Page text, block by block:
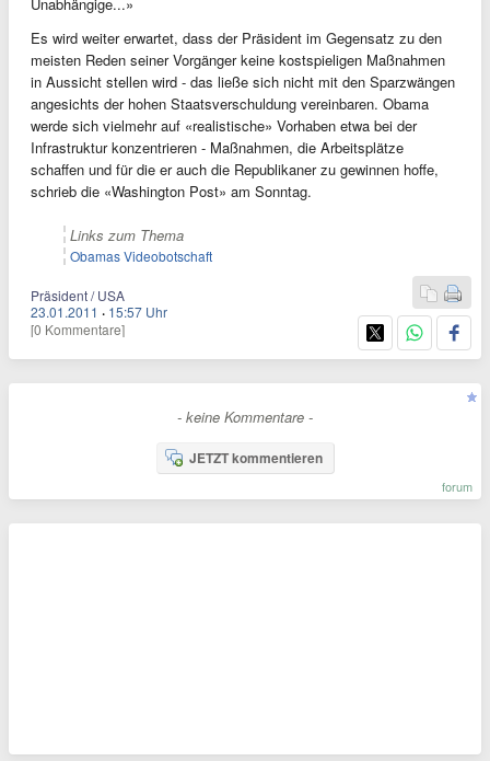
Es wird weiter erwartet, dass der Präsident im Gegensatz zu den
meisten Reden seiner Vorgänger keine kostspieligen Maßnahmen
in Aussicht stellen wird - das ließe sich nicht mit den Sparzwängen
angesichts der hohen Staatsverschuldung vereinbaren. Obama
werde sich vielmehr auf «realistische» Vorhaben etwa bei der
Infrastruktur konzentrieren - Maßnahmen, die Arbeitsplätze
schaffen und für die er auch die Republikaner zu gewinnen hoffe,
schrieb die «Washington Post» am Sonntag.
Links zum Thema
Obamas Videobotschaft
Präsident / USA
23.01.2011 · 15:57 Uhr
[0 Kommentare]
- keine Kommentare -
JETZT kommentieren
forum